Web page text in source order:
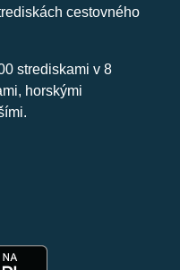
cestovného
strediskami v 8
horskými